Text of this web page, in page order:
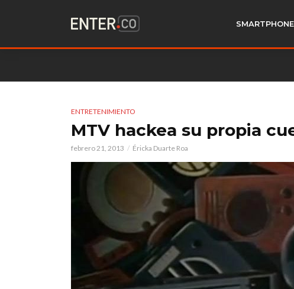
ENTRETENIMIENTO
MTV hackea su propia
febrero 21, 2013 Éricka Duarte Roa